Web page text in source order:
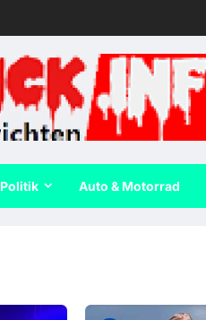
Politik Auto & Motorrad